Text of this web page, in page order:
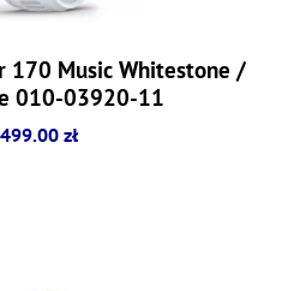
170 Music Whitestone /
010-03920-11
zł